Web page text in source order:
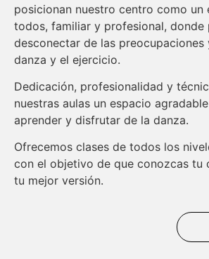
posicionan nuestro centro como un
todos, familiar y profesional, donde
desconectar de las
danza y el ejercicio.
Dedicación, profesionalidad y
nuestras aulas un espacio
aprender y disfrutar de la danza.
Ofrecemos clases de todos los
con el objetivo de que conozcas tu
tu mejor versión.